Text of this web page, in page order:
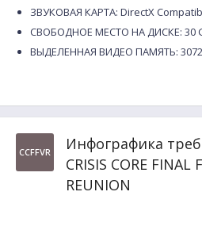
ЗВУКОВАЯ КАРТА: DirectX
СВОБОДНОЕ МЕСТО НА ДИСКЕ: 30
ВЫДЕЛЕННАЯ ВИДЕО ПАМЯТЬ: 3072
CCFFVR
Инфографика
CRISIS CORE FINAL
REUNION